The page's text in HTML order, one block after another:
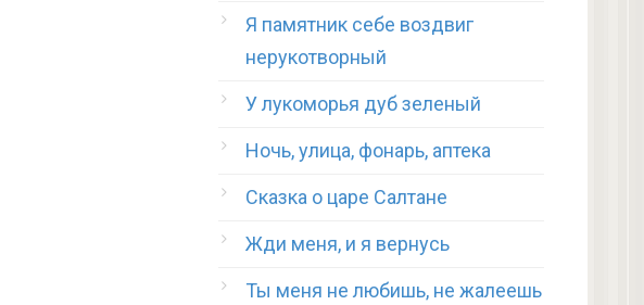
Я памятник себе воздвиг
нерукотворный
У лукоморья дуб зеленый
Ночь, улица, фонарь, аптека
Сказка о царе Салтане
Жди меня, и я вернусь
Ты меня не любишь, не жалеешь